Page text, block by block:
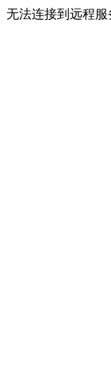
无法连接到远程服